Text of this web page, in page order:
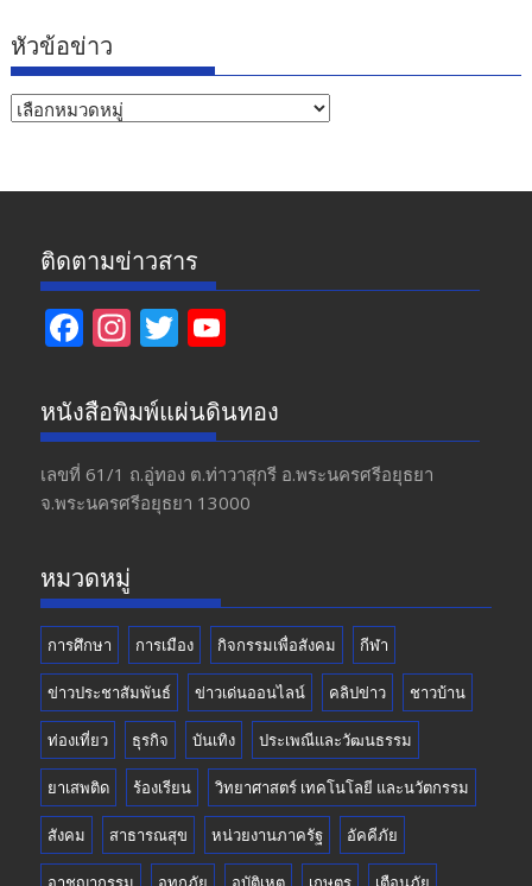
หัวข้อข่าว
หัวข้อ
ติดตามข่าวสาร
F
e
b
o
o
In
a
gr
a
m
T
itt
er
u
T
u
b
หนังสือพิมพ์แผ่นดินทอง
เลขที่ 61/1 ถ.อู่ทอง​ ต.​ท่าวาสุกรี​ อ.พระนครศรีอยุธยา​
จ.พระนครศรีอยุธยา 13000
หมวดหมู่
การศึกษา การเมือง กิจกรรมเพื่อสังคม กีฬา
ข่าวประชาสัมพันธ์ ข่าวเด่นออนไลน์ คลิปข่าว ชาวบ้าน
ท่องเที่ยว ธุรกิจ บันเทิง ประเพณีและวัฒนธรรม
ยาเสพติด ร้องเรียน วิทยาศาสตร์ เทคโนโลยี และนวัตกรรม
สังคม สาธารณสุข หน่วยงานภาครัฐ อัคคีภัย